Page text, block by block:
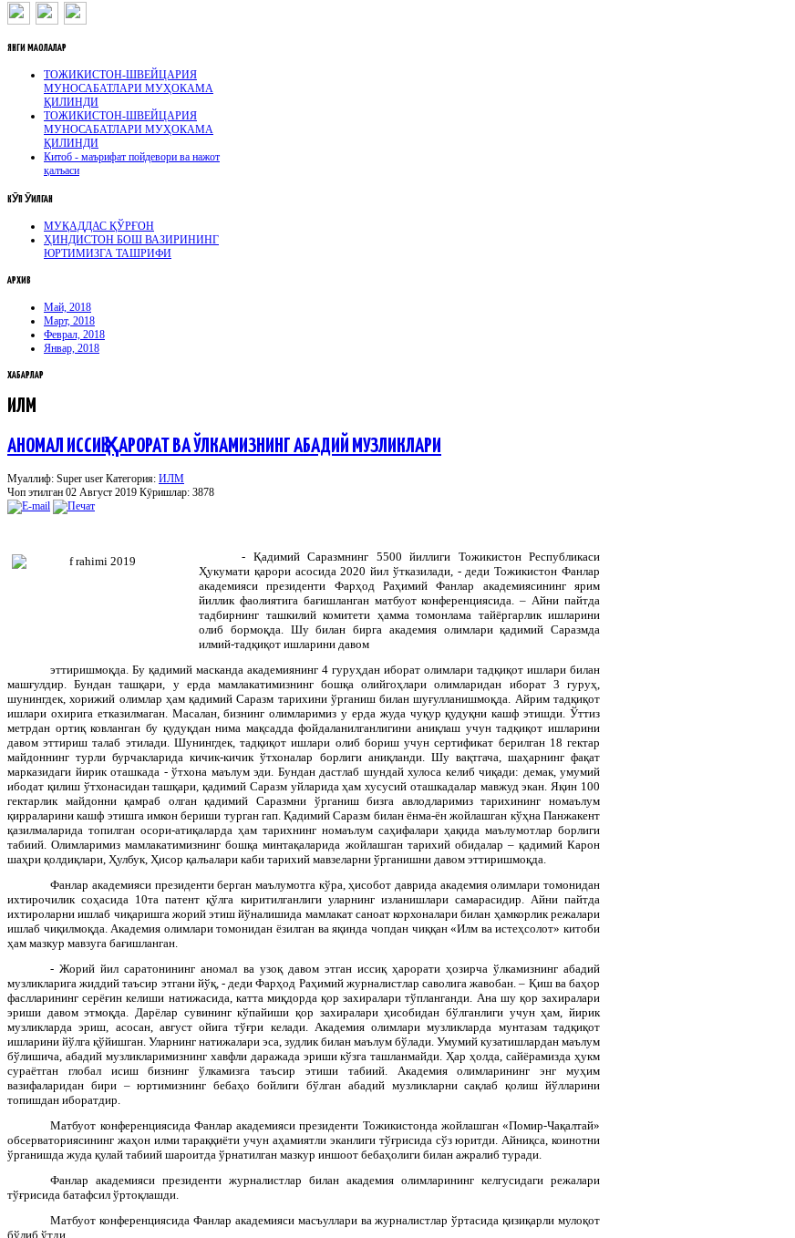
ЯНГИ МАҚОЛАЛАР
ТОЖИКИСТОН-ШВЕЙЦАРИЯ
МУНОСАБАТЛАРИ МУҲОКАМА
ҚИЛИНДИ
ТОЖИКИСТОН-ШВЕЙЦАРИЯ
МУНОСАБАТЛАРИ МУҲОКАМА
ҚИЛИНДИ
Китоб - маърифат пойдевори ва нажот
қалъаси
КӮП ӮҚИЛГАН
МУҚАДДАС ҚЎРҒОН
ҲИНДИСТОН БОШ ВАЗИРИНИНГ
ЮРТИМИЗГА ТАШРИФИ
АРХИВ
Май, 2018
Март, 2018
Феврал, 2018
Январ, 2018
ХАБАРЛАР
ИЛМ
АНОМАЛ ИССИҚ ҲАРОРАТ ВА ЎЛКАМИЗНИНГ АБАДИЙ МУЗЛИКЛАРИ
Муаллиф: Super user Категория: ИЛМ
Чоп этилган 02 Август 2019 Кӯришлар: 3878
- Қадимий Саразмнинг 5500 йиллиги Тожикистон Республикаси
Ҳукумати қарори асосида 2020 йил ўтказилади, - деди Тожикистон Фанлар
академияси президенти Фарҳод Раҳимий Фанлар академиясининг ярим
йиллик фаолиятига бағишланган матбуот конференциясида. – Айни пайтда
тадбирнинг ташкилий комитети ҳамма томонлама тайёргарлик ишларини
олиб бормоқда. Шу билан бирга академия олимлари қадимий Саразмда
илмий-тадқиқот ишларини давом
эттиришмоқда. Бу қадимий масканда академиянинг 4 гуруҳдан иборат олимлари тадқиқот ишлари билан
машғулдир. Бундан ташқари, у ерда мамлакатимизнинг бошқа олийгоҳлари олимларидан иборат 3 гуруҳ,
шунингдек, хорижий олимлар ҳам қадимий Саразм тарихини ўрганиш билан шуғулланишмоқда. Айрим тадқиқот
ишлари охирига етказилмаган. Масалан, бизнинг олимларимиз у ерда жуда чуқур қудуқни кашф этишди. Ўттиз
метрдан ортиқ ковланган бу қудуқдан нима мақсадда фойдаланилганлигини аниқлаш учун тадқиқот ишларини
давом эттириш талаб этилади. Шунингдек, тадқиқот ишлари олиб бориш учун сертификат берилган 18 гектар
майдоннинг турли бурчакларида кичик-кичик ўтхоналар борлиги аниқланди. Шу вақтгача, шаҳарнинг фақат
марказидаги йирик оташкада - ўтхона маълум эди. Бундан дастлаб шундай хулоса келиб чиқади: демак, умумий
ибодат қилиш ўтхонасидан ташқари, қадимий Саразм уйларида ҳам хусусий оташкадалар мавжуд экан. Яқин 100
гектарлик майдонни қамраб олган қадимий Саразмни ўрганиш бизга авлодларимиз тарихининг номаълум
қирраларини кашф этишга имкон бериши турган гап. Қадимий Саразм билан ёнма-ён жойлашган кўҳна Панжакент
қазилмаларида топилган осори-атиқаларда ҳам тарихнинг номаълум саҳифалари ҳақида маълумотлар борлиги
табиий. Олимларимиз мамлакатимизнинг бошқа минтақаларида жойлашган тарихий обидалар – қадимий Карон
шаҳри қолдиқлари, Ҳулбук, Ҳисор қалъалари каби тарихий мавзеларни ўрганишни давом эттиришмоқда.
Фанлар академияси президенти берган маълумотга кўра, ҳисобот даврида академия олимлари томонидан
ихтирочилик соҳасида 10та патент қўлга киритилганлиги уларнинг изланишлари самарасидир. Айни пайтда
ихтироларни ишлаб чиқаришга жорий этиш йўналишида мамлакат саноат корхоналари билан ҳамкорлик режалари
ишлаб чиқилмоқда. Академия олимлари томонидан ёзилган ва яқинда чопдан чиққан «Илм ва истеҳсолот» китоби
ҳам мазкур мавзуга бағишланган.
- Жорий йил саратонининг аномал ва узоқ давом этган иссиқ ҳарорати ҳозирча ўлкамизнинг абадий
музликларига жиддий таъсир этгани йўқ, - деди Фарҳод Раҳимий журналистлар саволига жавобан. – Қиш ва баҳор
фаслларининг серёғин келиши натижасида, катта миқдорда қор захиралари тўпланганди. Ана шу қор захиралари
эриши давом этмоқда. Дарёлар сувининг кўпайиши қор захиралари ҳисобидан бўлганлиги учун ҳам, йирик
музликларда эриш, асосан, август ойига тўғри келади. Академия олимлари музликларда мунтазам тадқиқот
ишларини йўлга қўйишган. Уларнинг натижалари эса, зудлик билан маълум бўлади. Умумий кузатишлардан маълум
бўлишича, абадий музликларимизнинг хавфли даражада эриши кўзга ташланмайди. Ҳар ҳолда, сайёрамизда ҳукм
сураётган глобал исиш бизнинг ўлкамизга таъсир этиши табиий. Академия олимларининг энг муҳим
вазифаларидан бири – юртимизнинг бебаҳо бойлиги бўлган абадий музликларни сақлаб қолиш йўлларини
топишдан иборатдир.
Матбуот конференциясида Фанлар академияси президенти Тожикистонда жойлашган «Помир-Чақалтай»
обсерваториясининг жаҳон илми тараққиёти учун аҳамиятли эканлиги тўғрисида сўз юритди. Айниқса, коинотни
ўрганишда жуда қулай табиий шароитда ўрнатилган мазкур иншоот бебаҳолиги билан ажралиб туради.
Фанлар академияси президенти журналистлар билан академия олимларининг келгусидаги режалари
тўғрисида батафсил ўртоқлашди.
Матбуот конференциясида Фанлар академияси масъуллари ва журналистлар ўртасида қизиқарли мулоқот
бўлиб ўтди.